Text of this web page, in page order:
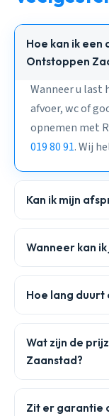
Hoe kan ik een
Ontstoppen
Wanneer u last
afvoer, wc of
opnemen met
019 80 91. Wij
Kan ik mijn
Wanneer kan
Hoe lang
Wat zijn de
Zaanstad?
Zit er garantie